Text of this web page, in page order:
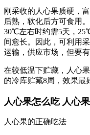
刚采收的人心果质硬，
后熟，软化后方可食用
30℃左右时约需5天，
间愈长。因此，可利用
运输，供应市场，但要有
在较低温下贮藏，人心
的冷库贮藏8周，效果最
人心果怎么吃 人心
人心果的正确吃法